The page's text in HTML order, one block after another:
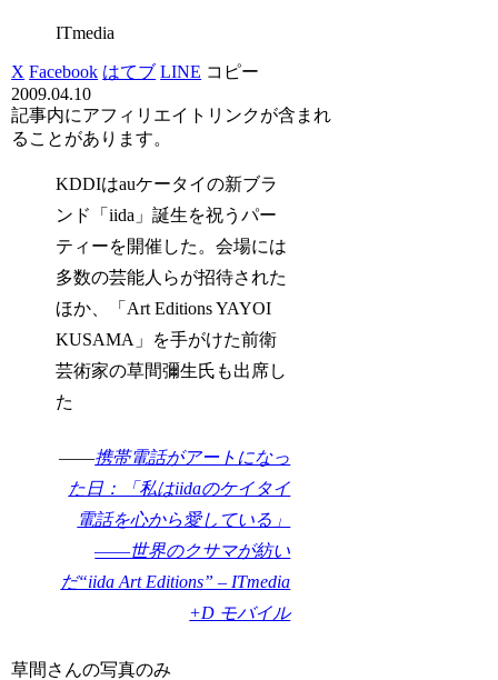
ITmedia
X Facebook はてブ LINE コピー
2009.04.10
記事内にアフィリエイトリンクが含まれ
ることがあります。
KDDIはauケータイの新ブラ
ンド「iida」誕生を祝うパー
ティーを開催した。会場には
多数の芸能人らが招待された
ほか、「Art Editions YAYOI
KUSAMA」を手がけた前衛
芸術家の草間彌生氏も出席し
た
――携帯電話がアートになっ
た日：「私はiidaのケイタイ
電話を心から愛している」
――世界のクサマが紡い
だ“iida Art Editions” – ITmedia
+D モバイル
草間さんの写真のみ